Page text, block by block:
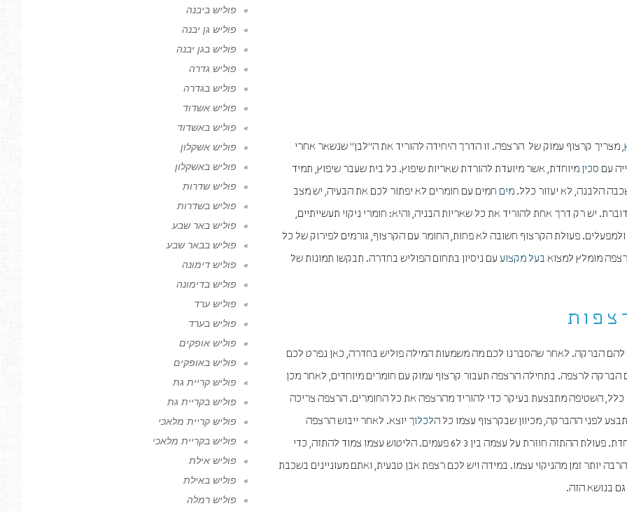
, מצריך קרצוף עמוק של הרצפה. זו הדרך היחידה להוריד את ה"לבן" שנשאר אחרי
עם סכין מיוחדת, אשר מיועדת להורדת שאריות שיפוץ. כל בית שעבר שיפוץ, תמיד
הלבנה, לא יעזור כלל. מים חמים עם חומרים לא יפתור לכם את הבעיה, יש מצב
יש רק דרך אחת להוריד את כל שאריות הבניה, והיא: חומרי ניקוי תעשייתיים,
ולמפעלים. פעולת הקרצוף חשובה לא פחות, החומר עם הקרצוף, גורמים לפירוק של כל
מומלץ למצוא בעל מקצוע עם ניסיון בתחום הפוליש בחדרה. תבקשו תמונות של
הברקה. לאחר שהסברנו לכם מה משמעות המילה פוליש בחדרה, כאן נפרט לכם
הברקה לרצפה. בתחילה הרצפה תעבור קרצוף עמוק עם חומרים מיוחדים, לאחר מכן
כלל, השטיפה מתבצעת בעיקר כדי להוריד מהרצפה את כל החומרים. הרצפה צריכה
לפני ההברקה, מכיוון שבקרצוף עצמו כל הלכלוך יוצא. לאחר ייבוש הרצפה
מיוחדת. פעולת ההתזה חוזרת על עצמה בין 3 ל6 פעמים. הליטוש עצמו צמוד להתזה, כדי
יותר זמן מהניקוי עצמו. במידה ויש לכם רצפת אבן טבעית, ואתם מעוניינים בשכבת
בנושא הזה.
פוליש ביבנה
פוליש גן יבנה
פוליש בגן יבנה
פוליש גדרה
פוליש בגדרה
פוליש אשדוד
פוליש באשדוד
פוליש אשקלון
פוליש באשקלון
פוליש שדרות
פוליש בשדרות
פוליש באר שבע
פוליש בבאר שבע
פוליש דימונה
פוליש בדימונה
פוליש ערד
פוליש בערד
פוליש אופקים
פוליש באופקים
פוליש קריית גת
פוליש בקריית גת
פוליש קריית מלאכי
פוליש בקריית מלאכי
פוליש אילת
פוליש באילת
פוליש רמלה